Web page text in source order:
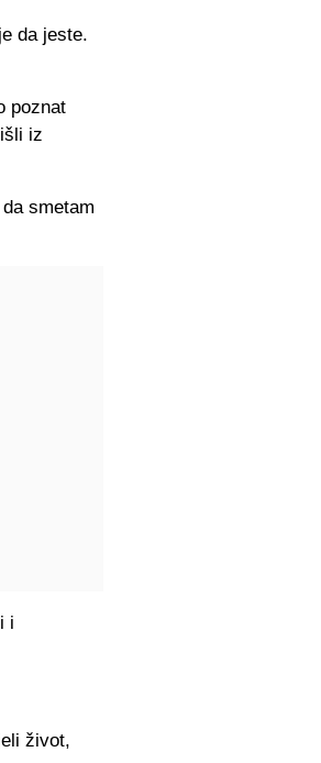
da jeste.
poznat
iz
smetam
i
život,